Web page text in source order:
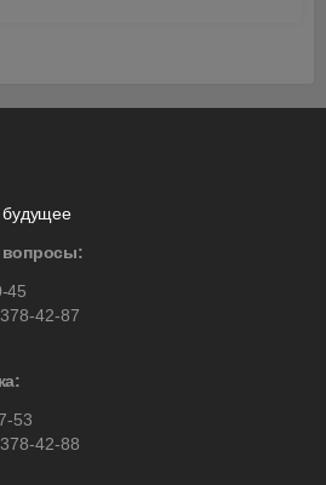
45
42-87
53
42-88